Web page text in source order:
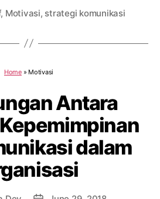
, Motivasi, strategi komunikasi
Home» Motivasi
Antara
dalam